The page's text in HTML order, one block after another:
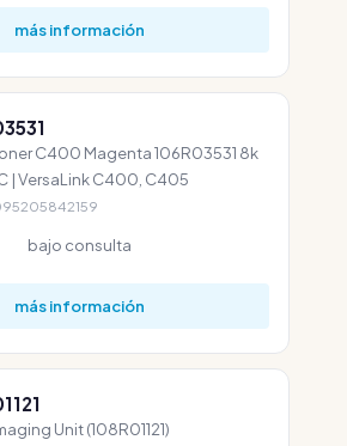
más información
C400 Magenta 106R03531 8k
| VersaLink C400, C405
bajo consulta
más información
Unit (108R01121)